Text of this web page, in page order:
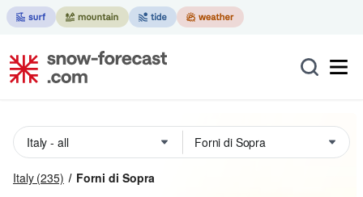
Italy (235) Forni di Sopra